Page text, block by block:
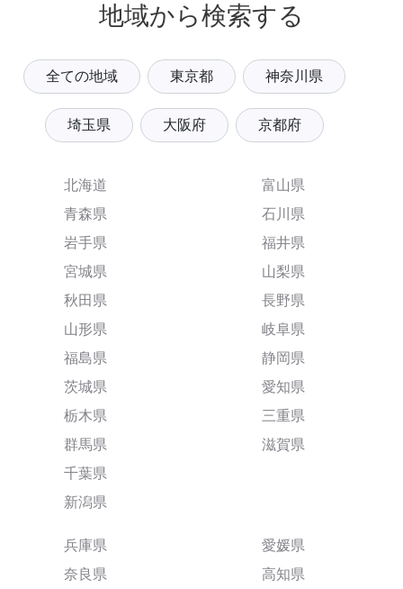
地域から検索する
全ての地域 東京都 神奈川県
埼玉県 大阪府 京都府
北海道
青森県
岩手県
宮城県
秋田県
山形県
福島県
茨城県
栃木県
群馬県
千葉県
新潟県
富山県
石川県
福井県
山梨県
長野県
岐阜県
静岡県
愛知県
三重県
滋賀県
兵庫県
奈良県
愛媛県
高知県